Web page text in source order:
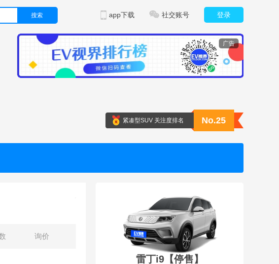
搜索 登录
社交账号
app下载
广告
紧凑型SUV 关注度排名 No.25
询价
雷丁i9【停售】